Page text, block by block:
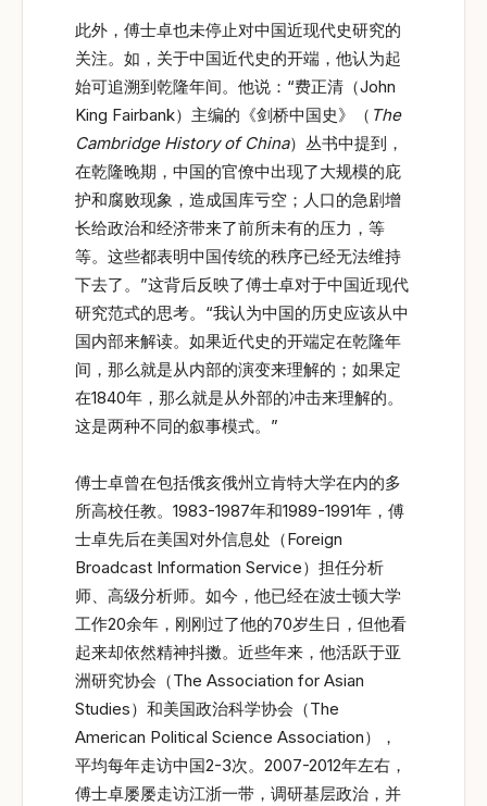
此外，傅士卓也未停止对中国近现代史研究的
关注。如，关于中国近代史的开端，他认为起
始可追溯到乾隆年间。他说：“费正清（John
King Fairbank）主编的《剑桥中国史》（ The
Cambridge History of China）丛书中提到，
在乾隆晚期，中国的官僚中出现了大规模的庇
护和腐败现象，造成国库亏空；人口的急剧增
长给政治和经济带来了前所未有的压力，等
等。这些都表明中国传统的秩序已经无法维持
下去了。”这背后反映了傅士卓对于中国近现代
研究范式的思考。“我认为中国的历史应该从中
国内部来解读。如果近代史的开端定在乾隆年
间，那么就是从内部的演变来理解的；如果定
在1840年，那么就是从外部的冲击来理解的。
这是两种不同的叙事模式。”
傅士卓曾在包括俄亥俄州立肯特大学在内的多
所高校任教。1983-1987年和1989-1991年，傅
士卓先后在美国对外信息处（Foreign
Broadcast Information Service）担任分析
师、高级分析师。如今，他已经在波士顿大学
工作20余年，刚刚过了他的70岁生日，但他看
起来却依然精神抖擞。近些年来，他活跃于亚
洲研究协会（The Association for Asian
Studies）和美国政治科学协会（The
American Political Science Association），
平均每年走访中国2-3次。2007-2012年左右，
傅士卓屡屡走访江浙一带，调研基层政治，并